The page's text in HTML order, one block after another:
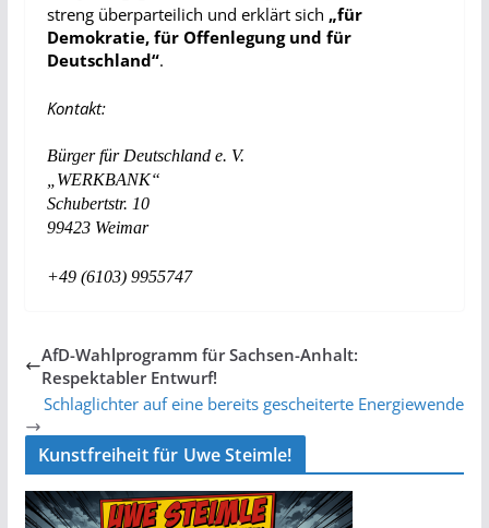
streng überparteilich und erklärt sich „für
Demokratie, für Offenlegung und für
Deutschland“.
Kontakt:
Bürger für Deutschland e. V.
„WERKBANK“
Schubertstr. 10
99423 Weimar
+49 (6103) 9955747
AfD-Wahlprogramm für Sachsen-Anhalt:
Respektabler Entwurf!
Schlaglichter auf eine bereits gescheiterte Energiewende
Kunstfreiheit für Uwe Steimle!